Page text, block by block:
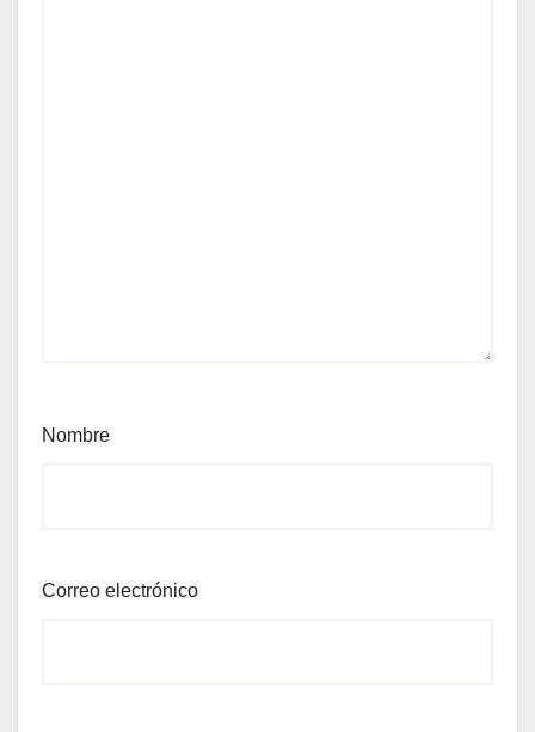
Nombre
Correo electrónico